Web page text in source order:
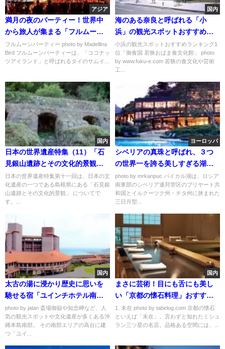
アジア
満月の夜のパーティー！世界中
から旅人が集まる「フルムーン
パーティー」が大人気
フルムーンパーティー photo by Madellina
Bird フルムーンパーティーは、「ココナッ
ツアイランド」と呼ばれるタイのサムイ...
国内
海のある奈良と呼ばれる「小
浜」の観光スポットおすすめラ
ンキング
小浜の観光スポットおすすめランキング1
位「御食国 若狭おばま食文化館」 photo
by www.fuku-e.com 若狭の食文化や芸術
工...
国内
日本の世界遺産特集（11）「石
見銀山遺跡とその文化的景観
（島根県） 」
日本の世界遺産特集第十一回は、日本の文
化遺産の一つである島根県にある「石見銀
山遺跡とその文化的景観」 についてで
す。...
ヨーロッパ
シベリアの真珠と呼ばれ、３つ
の世界一を誇る美しすぎる湖
「バイカル湖」
photo by mrkanpuc バイカル湖は、ロシア
南東部のシベリア連邦管区のブリヤート共
和国とイルクーツク州・チタ州に挟まれた
三日月型...
国内
太古の湯に浸かり歴史に思いを
馳せる宿「ユインチホテル南
城」
photo by jalan 斎場御嶽や知念岬など、人
気の観光スポットや文化遺産が多くある沖
縄本島南部。 その南部エリアの高台に建
つ「ユイ...
国内
まさに芸術！目にも舌にも美し
い「京都の懐石料理」おすすめ
ランキング
1. 未在 photo by tabelog.com 京都の懐石
といえば「未在」。言わずと知れたミシュ
ラン三ツ星の名店。品格ある空間には、...